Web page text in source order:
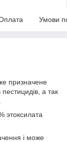
Умови
призначене
пестицидів, а так
этоксилата
і може